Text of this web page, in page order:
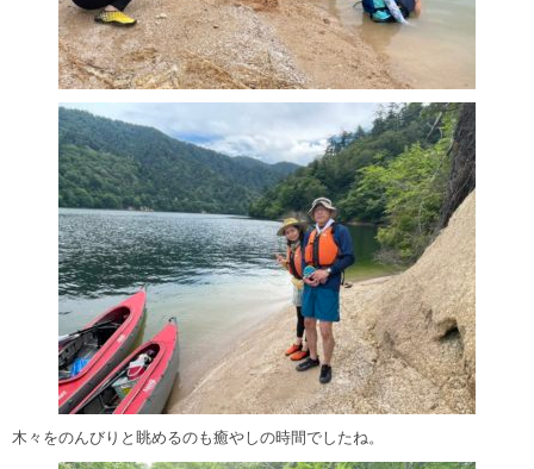
木々をのんびりと眺めるのも癒やしの時間でしたね。